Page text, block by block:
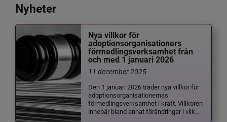
Nyheter
Nya villkor för
adoptionsorganisationers
förmedlingsverksamhet från
och med 1 januari 2026
11 december 2025
Den 1 januari 2026 träder nya villkor för
adoptionsorganisationernas
förmedlingsverksamhet i kraft. Villkoren
innebär bland annat förändringar i vilk...